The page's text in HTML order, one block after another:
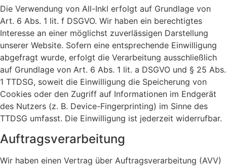
Die Verwendung von All-Inkl erfolgt auf Grundlage von
Art. 6 Abs. 1 lit. f DSGVO. Wir haben ein berechtigtes
Interesse an einer möglichst zuverlässigen Darstellung
unserer Website. Sofern eine entsprechende Einwilligung
abgefragt wurde, erfolgt die Verarbeitung ausschließlich
auf Grundlage von Art. 6 Abs. 1 lit. a DSGVO und § 25 Abs.
1 TTDSG, soweit die Einwilligung die Speicherung von
Cookies oder den Zugriff auf Informationen im Endgerät
des Nutzers (z. B. Device-Fingerprinting) im Sinne des
TTDSG umfasst. Die Einwilligung ist jederzeit widerrufbar.
Auftragsverarbeitung
Wir haben einen Vertrag über Auftragsverarbeitung (AVV)